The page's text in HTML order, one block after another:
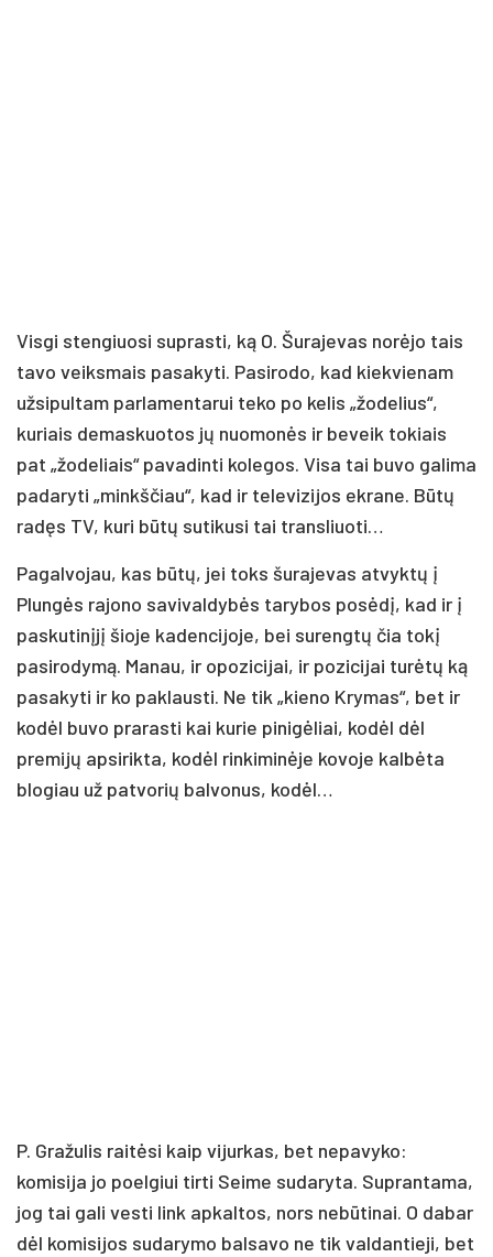
Visgi stengiuosi suprasti, ką O. Šurajevas norėjo tais
tavo veiksmais pasakyti. Pasirodo, kad kiekvienam
užsipultam parlamentarui teko po kelis „žodelius“,
kuriais demaskuotos jų nuomonės ir beveik tokiais
pat „žodeliais“ pavadinti kolegos. Visa tai buvo galima
padaryti „minkščiau“, kad ir televizijos ekrane. Būtų
radęs TV, kuri būtų sutikusi tai transliuoti…
Pagalvojau, kas būtų, jei toks šurajevas atvyktų į
Plungės rajono savivaldybės tarybos posėdį, kad ir į
paskutinįjį šioje kadencijoje, bei surengtų čia tokį
pasirodymą. Manau, ir opozicijai, ir pozicijai turėtų ką
pasakyti ir ko paklausti. Ne tik „kieno Krymas“, bet ir
kodėl buvo prarasti kai kurie pinigėliai, kodėl dėl
premijų apsirikta, kodėl rinkiminėje kovoje kalbėta
blogiau už patvorių balvonus, kodėl…
P. Gražulis raitėsi kaip vijurkas, bet nepavyko:
komisija jo poelgiui tirti Seime sudaryta. Suprantama,
jog tai gali vesti link apkaltos, nors nebūtinai. O dabar
dėl komisijos sudarymo balsavo ne tik valdantieji, bet